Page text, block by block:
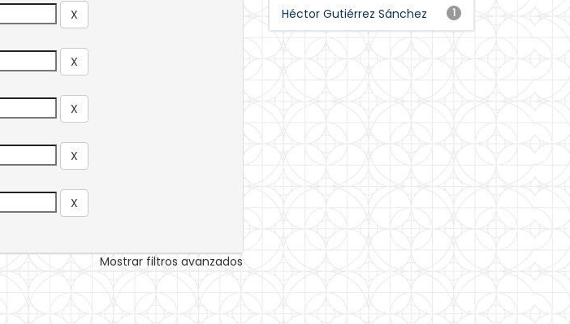
Mostrar filtros avanzados
1
Héctor Gutiérrez Sánchez